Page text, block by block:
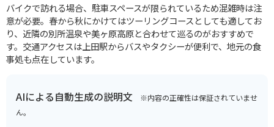
バイクで訪れる場合、駐車スペースが限られているため混雑時は注
意が必要。春から秋にかけてはツーリングコースとしても適してお
り、近隣の別所温泉や美ヶ原高原と合わせて巡るのがおすすめで
す。交通アクセスは上田駅からバスやタクシーが便利で、地元の食
事処も点在しています。
AIによる自動生成の説明文 ※内容の正確性は保証されていませ
ん。